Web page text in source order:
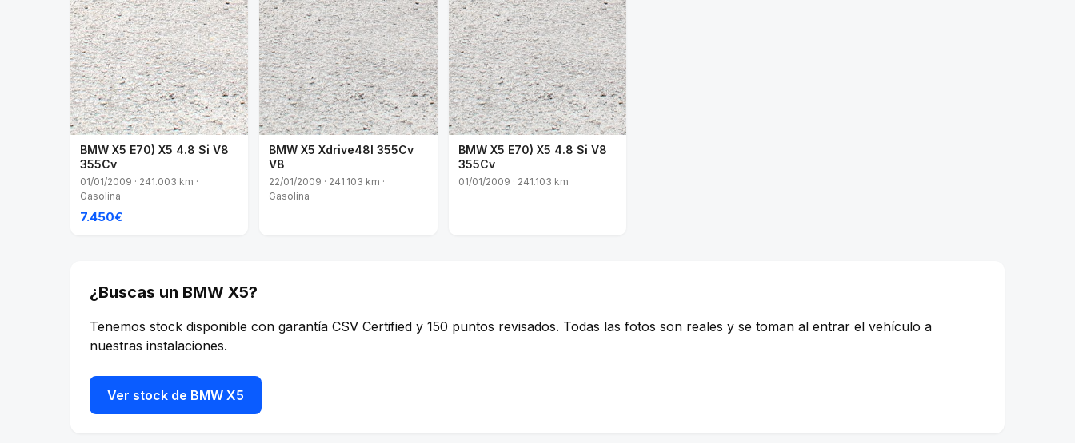
BMW X5 E70) X5 4.8 Si V8
355Cv
01/01/2009 · 241.003 km ·
Gasolina
7.450€
BMW X5 Xdrive48I 355Cv
V8
22/01/2009 · 241.103 km ·
Gasolina
BMW X5 E70) X5 4.8 Si V8
355Cv
01/01/2009 · 241.103 km
¿Buscas un BMW X5?
Tenemos stock disponible con garantía CSV Certified y 150 puntos revisados. Todas las fotos son reales y se toman al entrar el vehículo a
nuestras instalaciones.
Ver stock de BMW X5